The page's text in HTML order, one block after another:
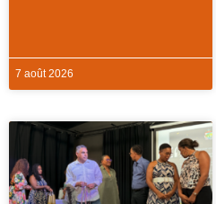
7 août 2026